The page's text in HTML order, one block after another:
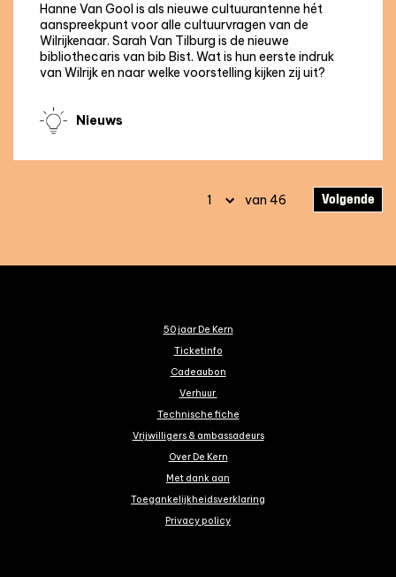
Hanne Van Gool is als nieuwe cultuurantenne hét
aanspreekpunt voor alle cultuurvragen van de
Wilrijkenaar. Sarah Van Tilburg is de nieuwe
bibliothecaris van bib Bist. Wat is hun eerste indruk
van Wilrijk en naar welke voorstelling kijken zij uit?
Nieuws
van 46 Volgende
50 jaar De Kern
Ticketinfo
Cadeaubon
Verhuur
Technische fiche
Vrijwilligers & ambassadeurs
Over De Kern
Met dank aan
Toegankelijkheidsverklaring
Privacy policy